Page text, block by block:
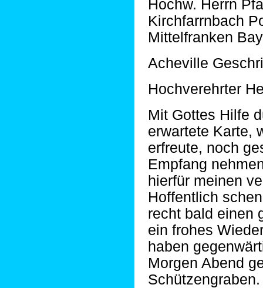
Hochw. Herrn
Kirchfarrnbach
Mittelfranken
Acheville
Hochverehrter
Mit Gottes Hilfe
erwartete Karte,
erfreute, noch
Empfang
hierfür meinen
Hoffentlich
recht bald einen
ein frohes
haben
Morgen Abend
Schützengraben.